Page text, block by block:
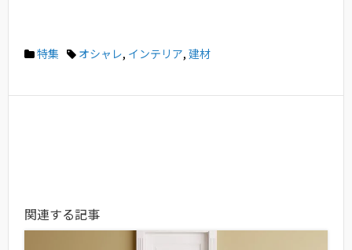
特集 オシャレ, インテリア, 建材
関連する記事